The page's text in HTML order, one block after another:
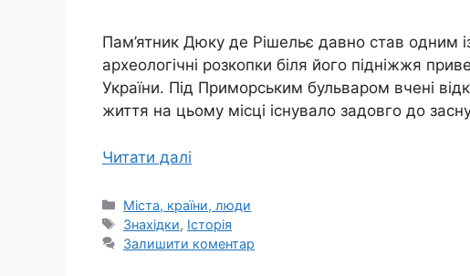
Пам’ятник Дюку де Рішельє давно став одним
археологічні розкопки біля його підніжжя
України. Під Приморським бульваром вчені
життя на цьому місці існувало задовго до
Читати далі
Категорії
Міста, країни, люди
Позначки
Знахідки, Історія
Залишити коментар